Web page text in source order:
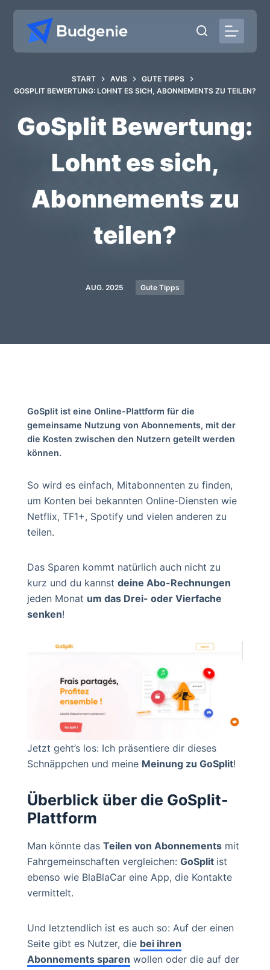
Zum
springen
START AVIS
GUTE TIPPS
GOSPLIT BEWERTUNG: LOHNT ES SICH, ABONNEMENTS ZU TEILEN?
GoSplit Bewertung:
Lohnt es sich,
Abonnements zu
teilen?
AUG. 2025 Gute Tipps
GoSplit ist eine Online-Plattform für die
gemeinsame Nutzung von Abonnements, mit der
die Kosten zwischen den Nutzern geteilt werden
können.
So wird es einfach, Mitabonnenten zu finden,
um Konten bei bekannten Online-Diensten wie
Netflix, TF1+, Spotify und vielen anderen zu
teilen.
Das Sparen kommt natürlich auch nicht zu
kurz und du kannst deine Abo-Rechnungen
jeden Monat um das Drei- oder Vierfache
senken!
Jetzt geht’s los: Ich präsentiere dir dieses
Schnäppchen und meine Meinung zu GoSplit!
Überblick über die GoSplit-
Plattform
Man könnte das Teilen von Abonnementsmit
Fahrgemeinschaften vergleichen: GoSplit ist
ebenso wie BlaBlaCar eine App, die Kontakte
vermittelt.
Und letztendlich ist es auch so: Auf der einen
Seite gibt es Nutzer, die bei ihren
Abonnements sparen wollen oder die auf der